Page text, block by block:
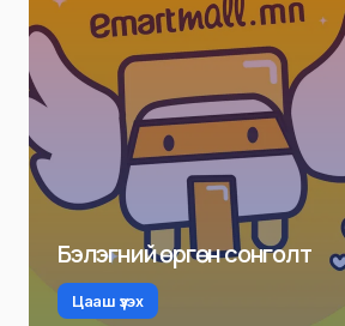
Бэлэгний өргөн сонголт
Цааш үзэх